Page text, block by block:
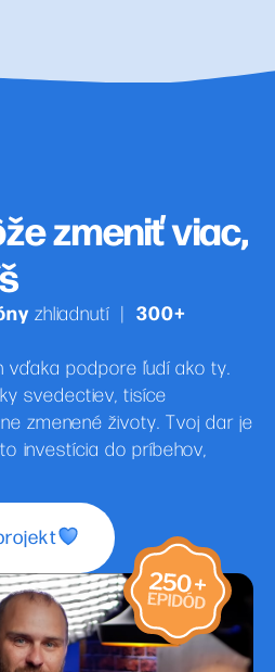
zmeniť viac,
zhliadnutí | 300+
vďaka podpore ľudí ako ty.
svedectiev, tisíce
zmenené životy. Tvoj dar je
investícia do príbehov,